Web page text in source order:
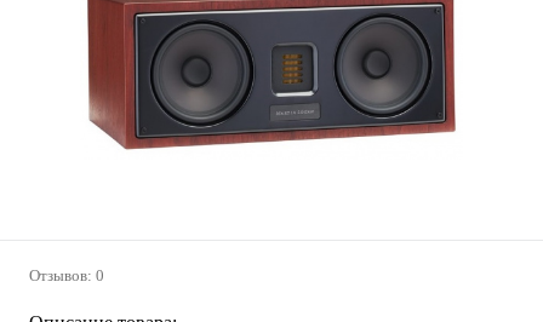
Отзывов: 0